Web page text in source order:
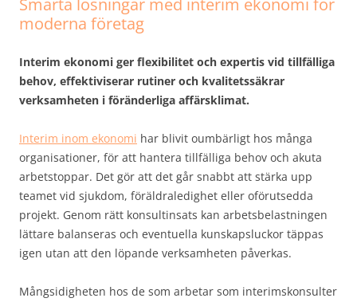
Smarta lösningar med interim ekonomi för
moderna företag
Interim ekonomi ger flexibilitet och expertis vid tillfälliga
behov, effektiviserar rutiner och kvalitetssäkrar
verksamheten i föränderliga affärsklimat.
Interim inom ekonomi har blivit oumbärligt hos många
organisationer, för att hantera tillfälliga behov och akuta
arbetstoppar. Det gör att det går snabbt att stärka upp
teamet vid sjukdom, föräldraledighet eller oförutsedda
projekt. Genom rätt konsultinsats kan arbetsbelastningen
lättare balanseras och eventuella kunskapsluckor täppas
igen utan att den löpande verksamheten påverkas.
Mångsidigheten hos de som arbetar som interimskonsulter